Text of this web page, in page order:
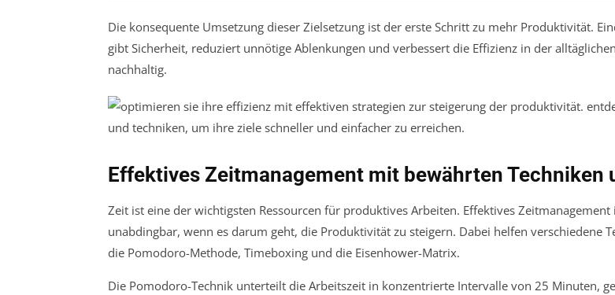
Die konsequente Umsetzung dieser Zielsetzung ist der erste Schritt zu mehr Produktivität.
gibt Sicherheit, reduziert unnötige Ablenkungen und verbessert die Effizienz in der
nachhaltig.
Effektives Zeitmanagement mit bewährten Techniken
Zeit ist eine der wichtigsten Ressourcen für produktives Arbeiten. Effektives Zeitmanagement
unabdingbar, wenn es darum geht, die Produktivität zu steigern. Dabei helfen verschiedene
die Pomodoro-Methode, Timeboxing und die Eisenhower-Matrix.
Die Pomodoro-Technik unterteilt die Arbeitszeit in konzentrierte Intervalle von 25 Minuten,